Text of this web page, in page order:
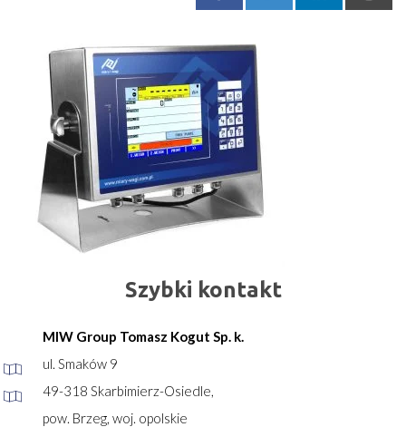
Szybki kontakt
MIW Group Tomasz Kogut Sp. k.
ul. Smaków 9
49-318 Skarbimierz-Osiedle,
pow. Brzeg, woj. opolskie